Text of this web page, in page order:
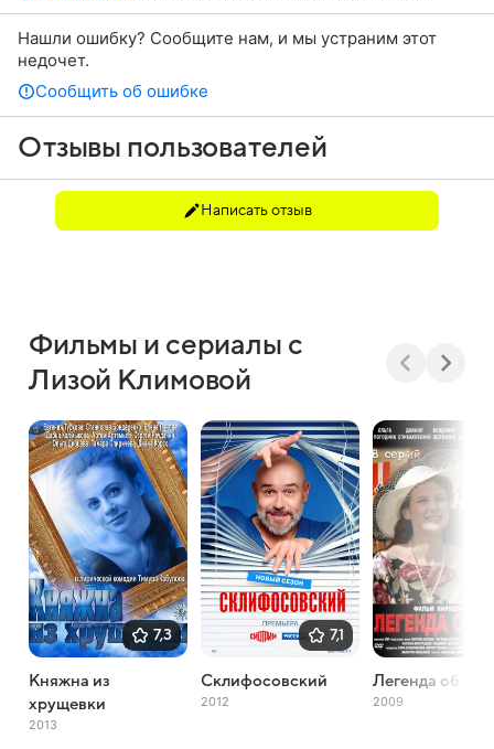
Нашли ошибку? Сообщите нам, и мы устраним этот
недочет.
Сообщить об ошибке
Отзывы пользователей
Написать отзыв
Фильмы и сериалы с
Лизой Климовой
7,3
Княжна из
хрущевки
2013
7,1
Склифосовский
2012
Легенда об
2009